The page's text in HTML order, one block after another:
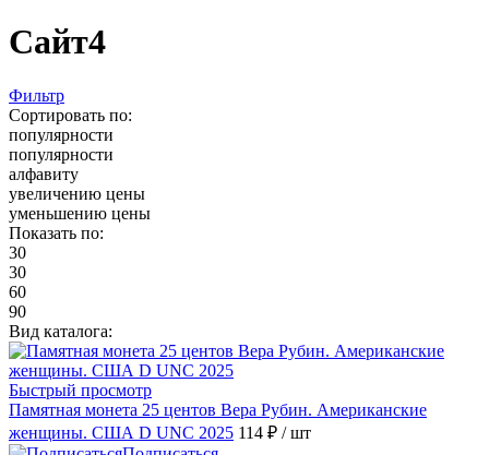
Сайт4
Фильтр
Сортировать по:
популярности
популярности
алфавиту
увеличению цены
уменьшению цены
Показать по:
30
30
60
90
Вид каталога:
Быстрый просмотр
Памятная монета 25 центов Вера Рубин. Американские
женщины. США D UNC 2025 114 ₽ / шт